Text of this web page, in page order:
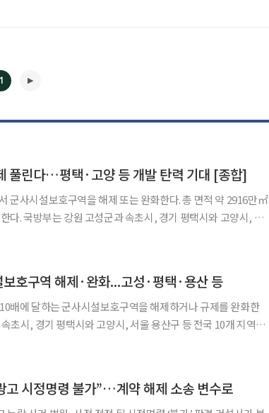
◀
1
▶
풀린다…평택·고양 등 개발 탄력 기대 [종합]
군사시설보호구역을 해제 또는 완화한다. 총 면적 약 2916만㎡
고양시, 서
호구역 해제·완화...고성·평택·용산 등
배에 달하는 군사시설보호구역을 해제하거나 규제를 완화한
고 시정명령 불가”…계약 해제 소송 변수로